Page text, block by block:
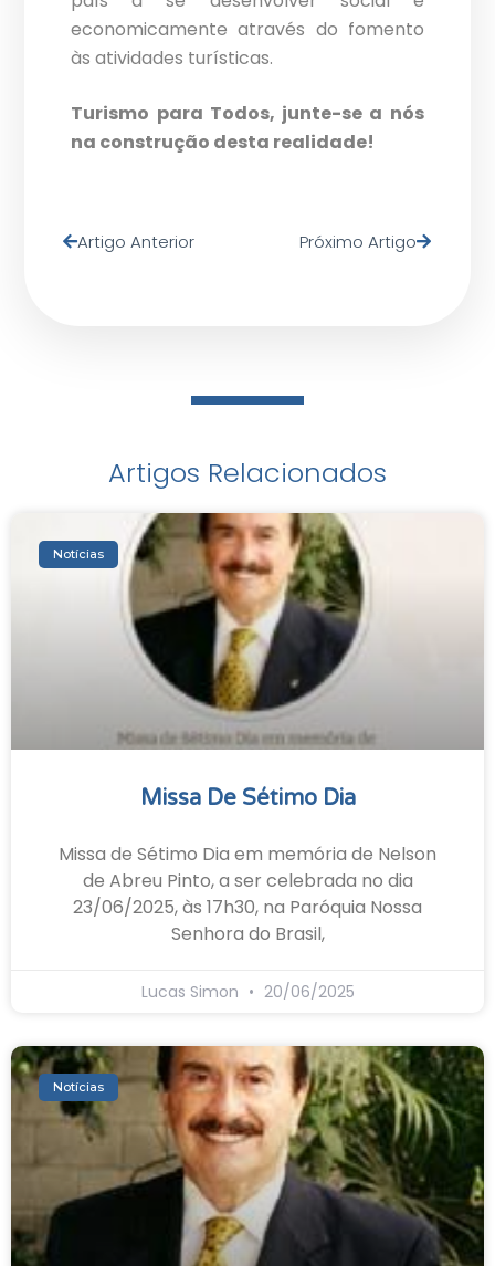
economicamente através do fomento
às atividades turísticas.
Turismo para Todos, junte-se a nós
na construção desta realidade!
Artigo Anterior Próximo Artigo
Artigos Relacionados
Notícias
Missa De Sétimo Dia
Missa de Sétimo Dia em memória de Nelson
de Abreu Pinto, a ser celebrada no dia
23/06/2025, às 17h30, na Paróquia Nossa
Senhora do Brasil,
Lucas Simon 20/06/2025
Notícias